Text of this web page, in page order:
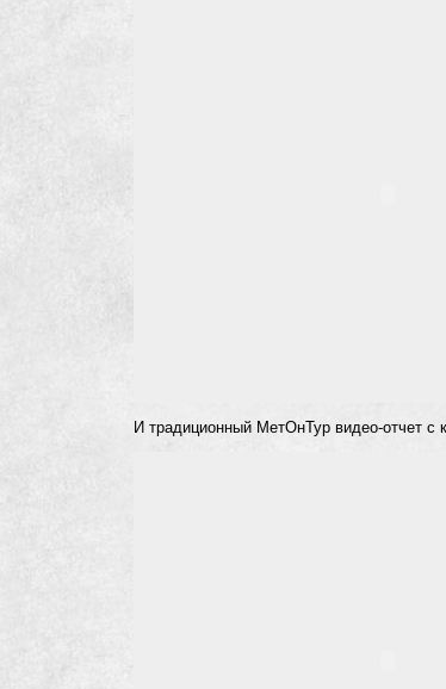
И традиционный МетОнТур видео-отчет с